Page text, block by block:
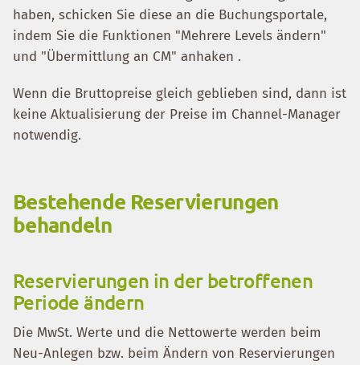
haben, schicken Sie diese an die Buchungsportale,
indem Sie die Funktionen "Mehrere Levels ändern"
und "Übermittlung an CM" anhaken .
Wenn die Bruttopreise gleich geblieben sind, dann ist
keine Aktualisierung der Preise im Channel-Manager
notwendig.
Bestehende Reservierungen
behandeln
Reservierungen in der betroffenen
Periode ändern
Die MwSt. Werte und die Nettowerte werden beim
Neu-Anlegen bzw. beim Ändern von Reservierungen